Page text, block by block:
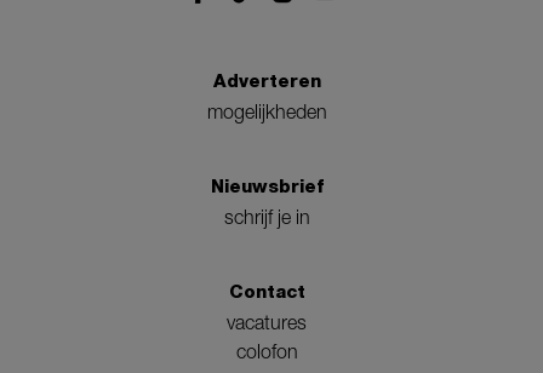
Adverteren
mogelijkheden
Nieuwsbrief
schrijf je in
Contact
vacatures
colofon